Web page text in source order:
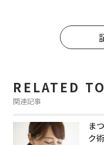
RELATED
関連記事
ま
ク